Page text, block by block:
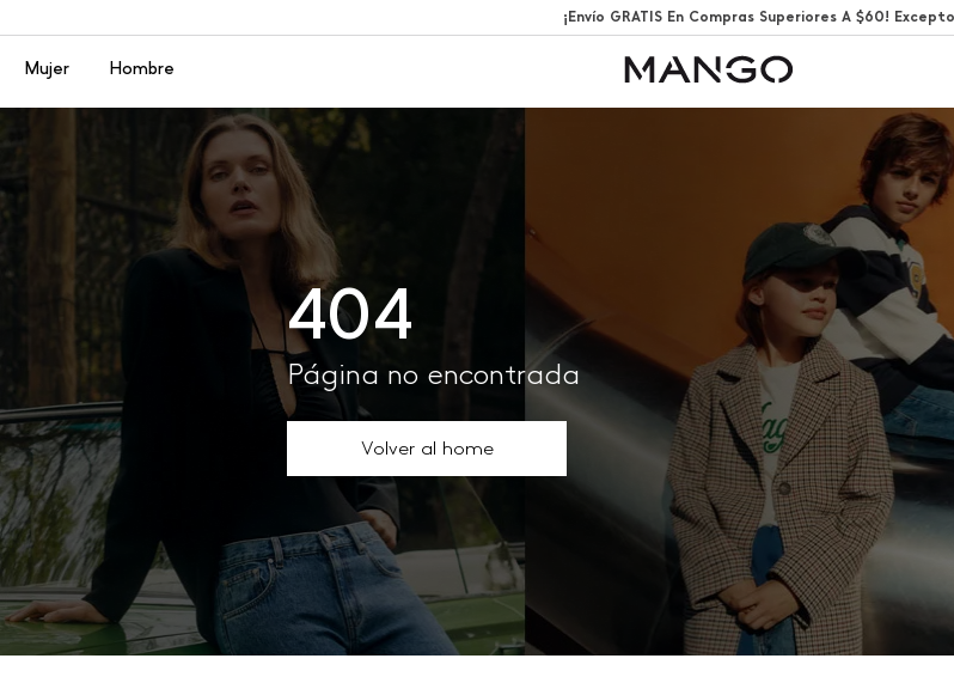
¡Envío GRATIS En Compras Superiores A $60!
Menú
Mujer Hombre
404
Página no encontrada
Volver al home